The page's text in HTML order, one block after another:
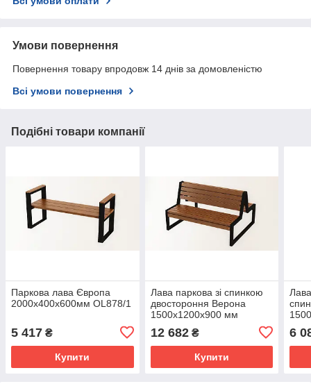
Умови повернення
Повернення товару впродовж 14 днів за домовленістю
Всі умови повернення
Подібні товари компанії
Паркова лава Європа
2000х400х600мм OL878/1
5 417 ₴
Купити
Лава паркова зі спинкою
двостороння Верона
1500х1200х900 мм
12 682₴
Купити
6